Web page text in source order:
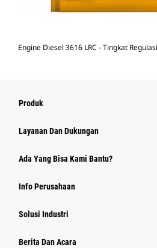
Engine Diesel 3616 LRC - Tingkat
Produk
Layanan Dan Dukungan
Ada Yang Bisa Kami Bantu?
Info Perusahaan
Solusi Industri
Berita Dan Acara